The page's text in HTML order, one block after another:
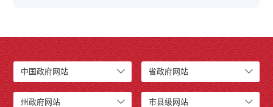
中国政府网站 省政府网站
州政府网站 市县级网站